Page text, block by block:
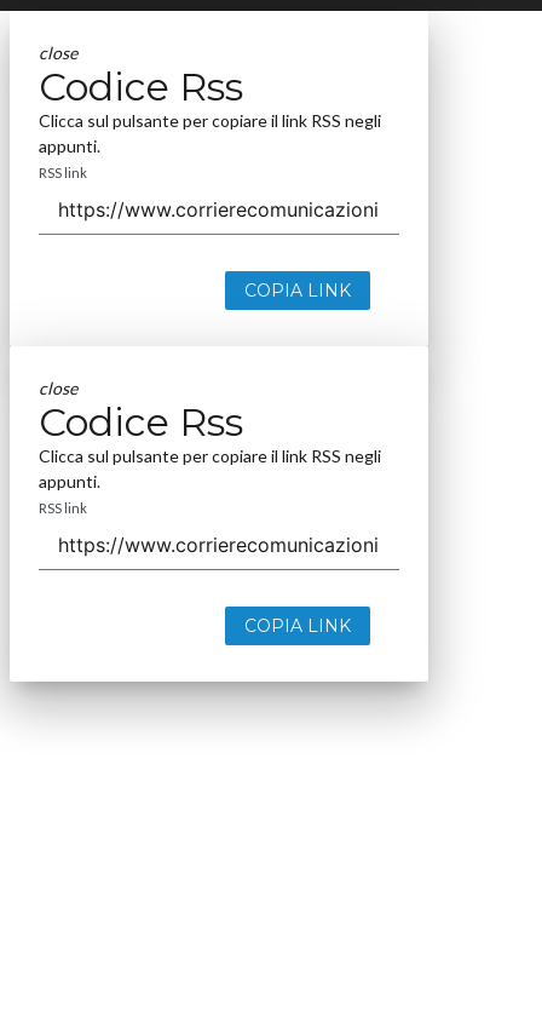
close
Codice Rss
Clicca sul pulsante per copiare il link RSS negli
appunti.
RSS link
COPIA LINK
close
Codice Rss
Clicca sul pulsante per copiare il link RSS negli
appunti.
RSS link
COPIA LINK